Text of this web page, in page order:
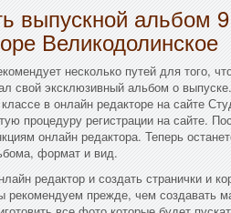
выпускной альбом
Великодолинское
несколько путей для того,
свой эксклюзивный альбом о
в онлайн редакторе на сайте
процедуру регистрации на сайте.
онлайн редактора. Теперь
формат и вид.
редактор и создать странички и
прежде, чем создавать